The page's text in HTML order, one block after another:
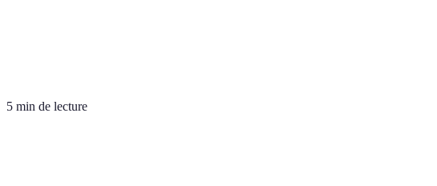
5 min de lecture